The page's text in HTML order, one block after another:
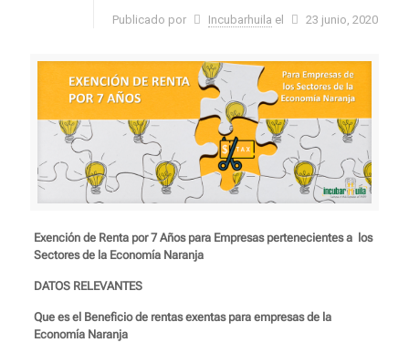
Publicado por Incubarhuila el 23 junio, 2020
Exención de Renta por 7 Años para Empresas pertenecientes a los
Sectores de la Economía Naranja
DATOS RELEVANTES
Que es el Beneficio de rentas exentas para empresas de la
Economía Naranja